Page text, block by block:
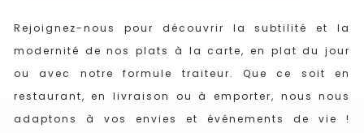
Rejoignez-nous pour découvrir la subtilité et la
modernité de nos plats à la carte, en plat du jour
ou avec notre formule traiteur. Que ce soit en
restaurant, en livraison ou à emporter, nous nous
adaptons à vos envies et événements de vie !